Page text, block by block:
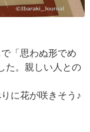
「思わぬ形でめ
た。親しい人との
に花が咲きそう♪